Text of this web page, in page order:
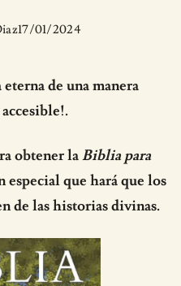
17/01/2024
de una manera
obtener laBiblia para
especial que hará que los
de las historias divinas.